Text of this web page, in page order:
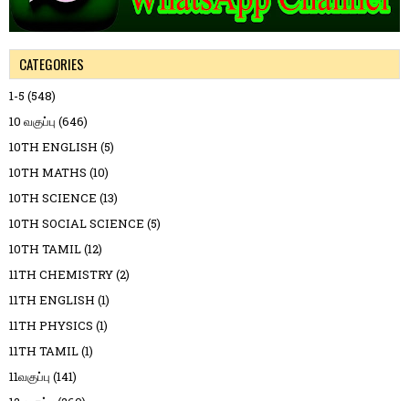
CATEGORIES
1-5 (548)
10 வகுப்பு (646)
10TH ENGLISH (5)
10TH MATHS (10)
10TH SCIENCE (13)
10TH SOCIAL SCIENCE (5)
10TH TAMIL(12)
11TH CHEMISTRY(2)
11TH ENGLISH (1)
11TH PHYSICS (1)
11TH TAMIL(1)
11வகுப்பு (141)